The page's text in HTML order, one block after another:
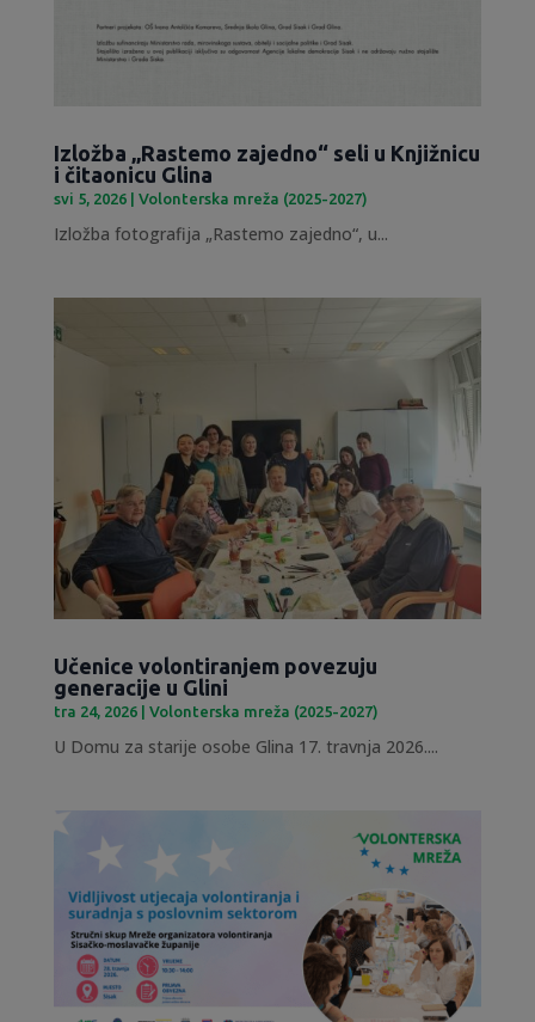
Izložba „Rastemo zajedno“ seli u Knjižnicu
i čitaonicu Glina
svi 5, 2026| Volonterska mreža (2025-2027)
Izložba fotografija „Rastemo zajedno“, u...
Učenice volontiranjem povezuju
generacije u Glini
tra 24, 2026| Volonterska mreža (2025-2027)
U Domu za starije osobe Glina 17. travnja 2026....